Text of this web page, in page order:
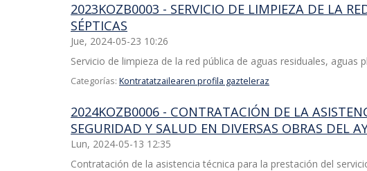
2023KOZB0003 - SERVICIO DE LIMPIEZA DE LA
SÉPTICAS
Jue, 2024-05-23 10:26
Servicio de limpieza de la red pública de aguas residuales, aguas
Categorías: Kontratatzailearen profila gazteleraz
2024KOZB0006 - CONTRATACIÓN DE LA
SEGURIDAD Y SALUD EN DIVERSAS OBRAS DEL
Lun, 2024-05-13 12:35
Contratación de la asistencia técnica para la prestación del